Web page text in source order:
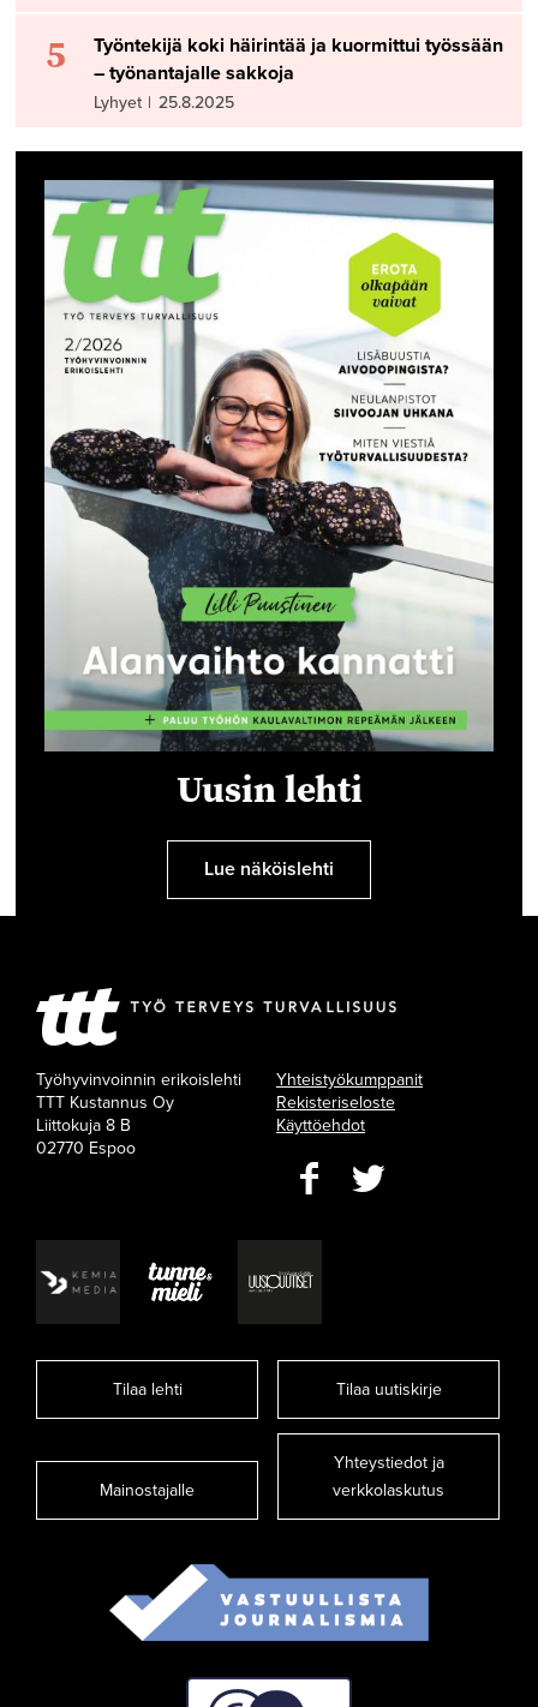
5
Työntekijä koki häirintää ja kuormittui työssään
– työnantajalle sakkoja
Lyhyet | 25.8.2025
Uusin lehti
Lue näköislehti
Työhyvinvoinnin erikoislehti
TTT Kustannus Oy
Liittokuja 8 B
02770 Espoo
Yhteistyökumppanit
Rekisteriseloste
Käyttöehdot
Tilaa lehti Tilaa uutiskirje
Mainostajalle
Yhteystiedot ja
verkkolaskutus